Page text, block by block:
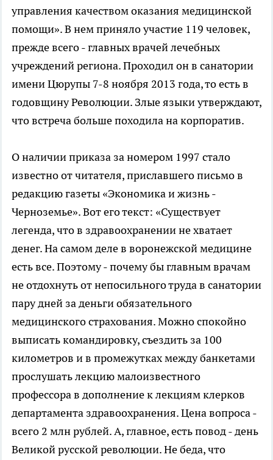
управления качеством оказания медицинской
помощи». В нем приняло участие 119 человек,
прежде всего - главных врачей лечебных
учреждений региона. Проходил он в санатории
имени Цюрупы 7-8 ноября 2013 года, то есть в
годовщину Революции. Злые языки утверждают,
что встреча больше походила на корпоратив.
О наличии приказа за номером 1997 стало
известно от читателя, приславшего письмо в
редакцию газеты «Экономика и жизнь -
Черноземье». Вот его текст: «Существует
легенда, что в здравоохранении не хватает
денег. На самом деле в воронежской медицине
есть все. Поэтому - почему бы главным врачам
не отдохнуть от непосильного труда в санатории
пару дней за деньги обязательного
медицинского страхования. Можно спокойно
выписать командировку, съездить за 100
километров и в промежутках между банкетами
прослушать лекцию малоизвестного
профессора в дополнение к лекциям клерков
департамента здравоохранения. Цена вопроса -
всего 2 млн рублей. А, главное, есть повод - день
Великой русской революции. Не беда, что